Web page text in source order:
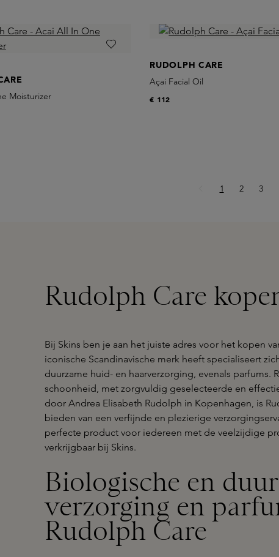
Moisturizer
RUDOLPH CARE
Açai Facial Oil
€ 112
Pagina
1 Pagina
2 3
Rudolph Care
Bij Skins ben je aan het juiste adres voor het kopen
iconische Scandinavische merk heeft specialiseert
duurzame huid- en haarverzorging, evenals parfums.
schoonheid, met zorgvuldig geselecteerde en
door Andrea Elisabeth Rudolph in Kopenhagen, is
bieden van een verfijnde en plezierige
perfecte product voor iedereen met de veelzijdige
verkrijgbaar bij Skins.
Biologische en
verzorging en
Rudolph Care